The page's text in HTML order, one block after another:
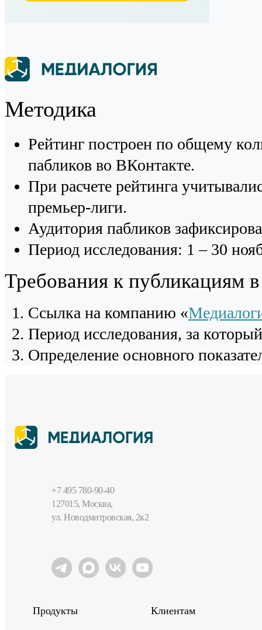
Методика
Рейтинг построен по общему
пабликов во ВКонтакте.
При расчете рейтинга
премьер-лиги.
Аудитория пабликов
Период исследования: 1 – 30
Требования к публикациям
Cсылка на компанию «
Период исследования, за
Определение основного
+7 495 780-90-40
127015, Москва,
ул. Новодмитровская, 2к2
Продукты Клиентам